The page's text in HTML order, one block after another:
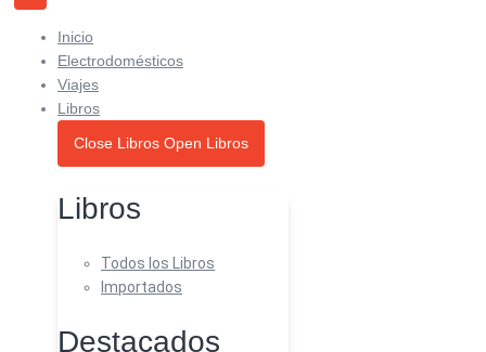
Inicio
Electrodomésticos
Viajes
Libros
Close Libros Open Libros
Libros
Todos los Libros
Importados
Destacados